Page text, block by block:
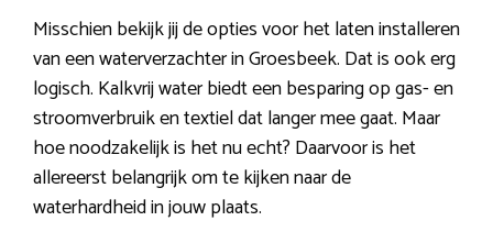
Misschien bekijk jij de opties voor het laten installeren
van een waterverzachter in Groesbeek. Dat is ook erg
logisch. Kalkvrij water biedt een besparing op gas- en
stroomverbruik en textiel dat langer mee gaat. Maar
hoe noodzakelijk is het nu echt? Daarvoor is het
allereerst belangrijk om te kijken naar de
waterhardheid in jouw plaats.